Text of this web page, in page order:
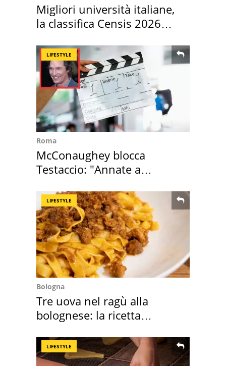
Migliori università italiane,
la classifica Censis 2026
LIFESTYLE
Roma
McConaughey blocca
Testaccio: "Annate a
LIFESTYLE
Bologna
Tre uova nel ragù alla
bolognese: la ricetta
LIFESTYLE